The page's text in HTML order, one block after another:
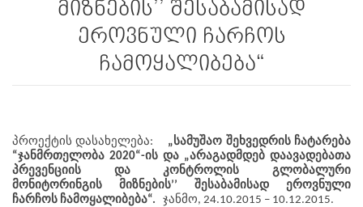
მიზნების’’ შესაბამისად
ეროვნული ჩარჩოს
ჩამოყალიბება“
პროექტის დასახელება: „სამუშაო შეხვედრის ჩატარება
“ჯანმრთელობა 2020“-ის და „არაგადმდებ დაავადებათა
პრევენციის
და კონტროლის
გლობალური
მონიტორინგის
მიზნების’’ შესაბამისად
ეროვნული
ჩარჩოს ჩამოყალიბება“. ჯანმო, 24.10.2015 – 10.12.2015.